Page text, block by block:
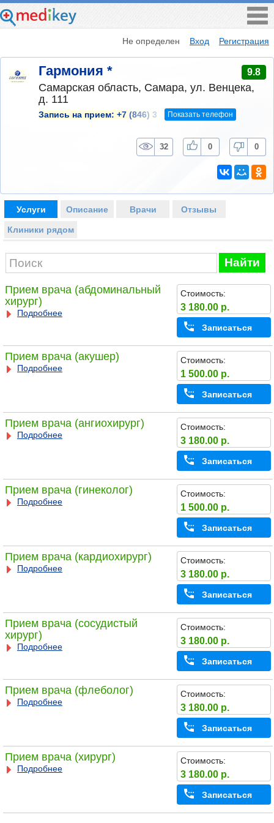
Не определен Вход Регистрация
Гармония * 9.8
Самарская область, Самара, ул. Венцека,
д. 111
Запись на прием: +7 (846) 3 Показать телефон
32 0 0
Услуги Описание Врачи Отзывы
Клиники рядом
Найти
Прием врача (абдоминальный
хирург)
Подробнее
Стоимость:
3 180.00 р.
Записаться
Прием врача (акушер)
Подробнее
Стоимость:
1 500.00 р.
Записаться
Прием врача (ангиохирург)
Подробнее
Стоимость:
3 180.00 р.
Записаться
Прием врача (гинеколог)
Подробнее
Стоимость:
1 500.00 р.
Записаться
Прием врача (кардиохирург)
Подробнее
Стоимость:
3 180.00 р.
Записаться
Прием врача (сосудистый
хирург)
Подробнее
Стоимость:
3 180.00 р.
Записаться
Прием врача (флеболог)
Подробнее
Стоимость:
3 180.00 р.
Записаться
Прием врача (хирург)
Подробнее
Стоимость:
3 180.00 р.
Записаться